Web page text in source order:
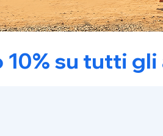
10% su tutti